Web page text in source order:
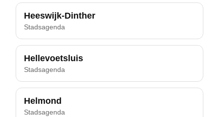
Heeswijk-Dinther
Stadsagenda
Hellevoetsluis
Stadsagenda
Helmond
Stadsagenda